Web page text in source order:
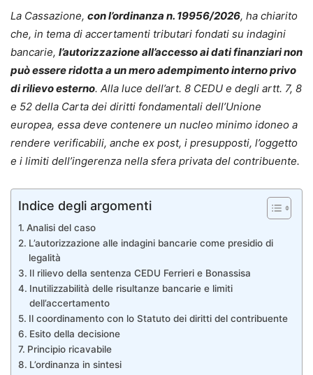
La Cassazione, con l’ordinanza n. 19956/2026, ha chiarito
che, in tema di accertamenti tributari fondati su indagini
bancarie, l’autorizzazione all’accesso ai dati finanziari non
può essere ridotta a un mero adempimento interno privo
di rilievo esterno. Alla luce dell’art. 8 CEDU e degli artt. 7, 8
e 52 della Carta dei diritti fondamentali dell’Unione
europea, essa deve contenere un nucleo minimo idoneo a
rendere verificabili, anche ex post, i presupposti, l’oggetto
e i limiti dell’ingerenza nella sfera privata del contribuente.
Indice degli argomenti
Analisi del caso
L’autorizzazione alle indagini bancarie come presidio di
legalità
Il rilievo della sentenza CEDU Ferrieri e Bonassisa
Inutilizzabilità delle risultanze bancarie e limiti
dell’accertamento
Il coordinamento con lo Statuto dei diritti del contribuente
Esito della decisione
Principio ricavabile
L’ordinanza in sintesi